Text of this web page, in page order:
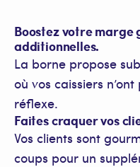
Boostez votre marge
additionnelles.
La borne propose
où vos caissiers
réflexe.
Faites craquer vos
Vos clients sont
coups pour un